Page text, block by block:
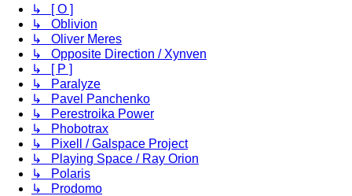
↳ [ O ]
↳ Oblivion
↳ Oliver Meres
↳ Opposite Direction / Xynven
↳ [ P ]
↳ Paralyze
↳ Pavel Panchenko
↳ Perestroika Power
↳ Phobotrax
↳ Pixell / Galspace Project
↳ Playing Space / Ray Orion
↳ Polaris
↳ Prodomo